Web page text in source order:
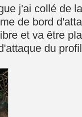
j'ai collé de
de bord
et va être
du